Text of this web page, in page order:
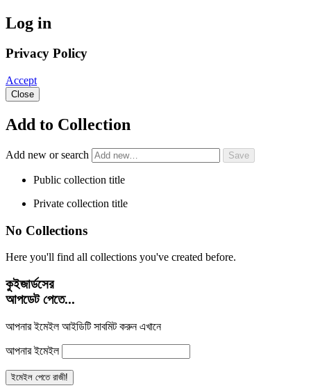
Log in
Privacy Policy
Accept
Close
Add to Collection
Add new or search
Public collection title
Private collection title
No Collections
Here you'll find all collections you've created before.
কুইজার্ডসের
আপডেট পেতে...
আপনার ইমেইল আইডিটি সাবমিট করুন এখানে
আপনার ইমেইল